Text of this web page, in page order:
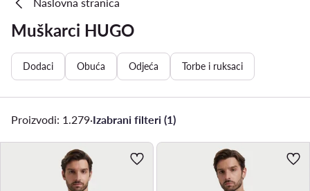
Muškarci HUGO
Dodaci Obuća Odjeća Torbe i ruksaci
Proizvodi: 1.279·Izabrani filteri (1)